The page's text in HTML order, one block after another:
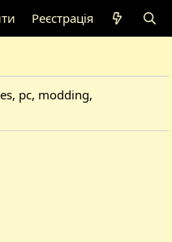
Реєстрація
pc, modding,